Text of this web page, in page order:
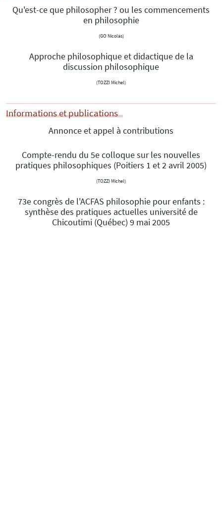
Qu'est-ce que philosopher ? ou les commencements
en philosophie
(GO Nicolas)
Approche philosophique et didactique de la
discussion philosophique
(TOZZI Michel)
Informations et publications
Annonce et appel à contributions
Compte-rendu du 5e colloque sur les nouvelles
pratiques philosophiques (Poitiers 1 et 2 avril 2005)
(TOZZI Michel)
73e congrès de l'ACFAS philosophie pour enfants :
synthèse des pratiques actuelles université de
Chicoutimi (Québec) 9 mai 2005